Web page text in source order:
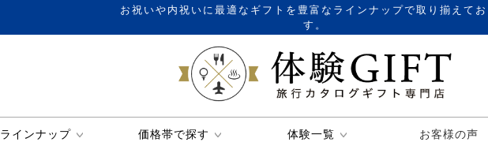
お祝いや内祝いに最適なギフトを豊富なラインナップで取り揃えてお
す。
ラインナップ 価格帯で探す 体験一覧 お客様の声